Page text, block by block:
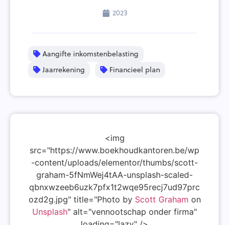
2023
Aangifte inkomstenbelasting
Jaarrekening
Financieel plan
<img
src="https://www.boekhoudkantoren.be/wp
-content/uploads/elementor/thumbs/scott-
graham-5fNmWej4tAA-unsplash-scaled-
qbnxwzeeb6uzk7pfx1t2wqe95recj7ud97prc
ozd2g.jpg" title="Photo by Scott Graham on
Unsplash" alt="vennootschap onder firma"